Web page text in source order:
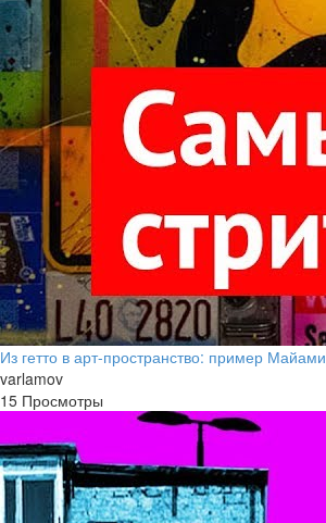
Из гетто в арт-пространство: пример Майами
varlamov
15 Просмотры